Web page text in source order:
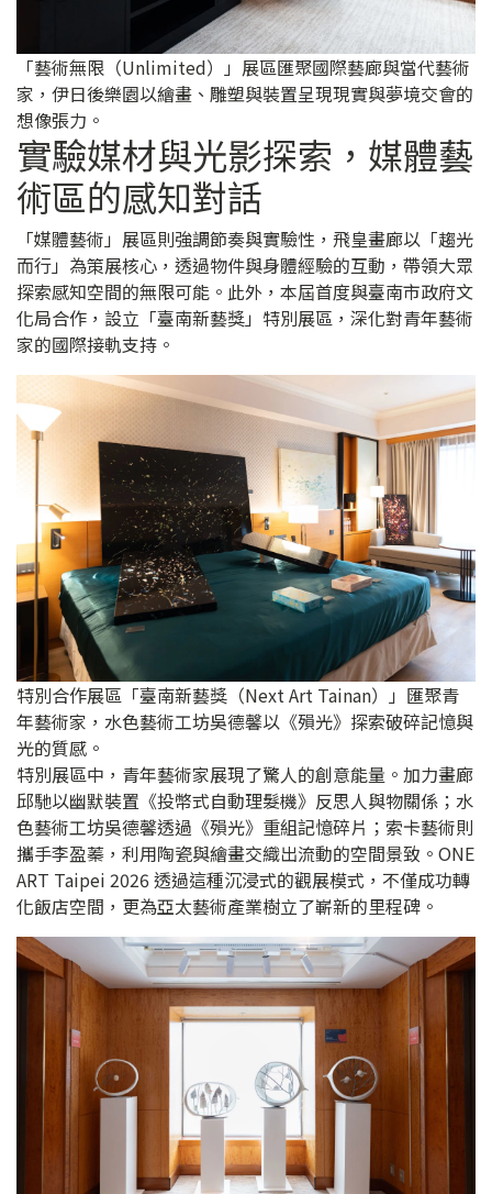
「藝術無限（Unlimited）」展區匯聚國際藝廊與當代藝術
家，伊日後樂園以繪畫、雕塑與裝置呈現現實與夢境交會的
想像張力。
實驗媒材與光影探索，媒體藝
術區的感知對話
「媒體藝術」展區則強調節奏與實驗性，飛皇畫廊以「趨光
而行」為策展核心，透過物件與身體經驗的互動，帶領大眾
探索感知空間的無限可能。此外，本屆首度與臺南市政府文
化局合作，設立「臺南新藝獎」特別展區，深化對青年藝術
家的國際接軌支持。
特別合作展區「臺南新藝獎（Next Art Tainan）」匯聚青
年藝術家，水色藝術工坊吳德馨以《殞光》探索破碎記憶與
光的質感。
特別展區中，青年藝術家展現了驚人的創意能量。加力畫廊
邱馳以幽默裝置《投幣式自動理髮機》反思人與物關係；水
色藝術工坊吳德馨透過《殞光》重組記憶碎片；索卡藝術則
攜手李盈蓁，利用陶瓷與繪畫交織出流動的空間景致。ONE
ART Taipei 2026 透過這種沉浸式的觀展模式，不僅成功轉
化飯店空間，更為亞太藝術產業樹立了嶄新的里程碑。